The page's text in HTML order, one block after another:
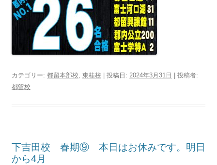
カテゴリー: 都留本部校, 東桂校 | 投稿日: 2024年3月31日
投稿者:
都留校
下吉田校 春期⑨ 本日はお休みです。明日
から4月